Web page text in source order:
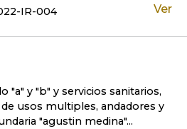
IR-004
Ver
"a" y "b" y servicios sanitarios,
usos multiples, andadores y
"agustin medina"...